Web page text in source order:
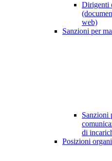
Dirigenti
web)
Sanzioni per
Sanzioni
di
Posizioni